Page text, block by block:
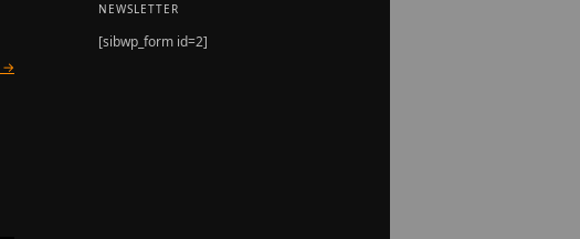
→
NEWSLETTER
[sibwp_form id=2]